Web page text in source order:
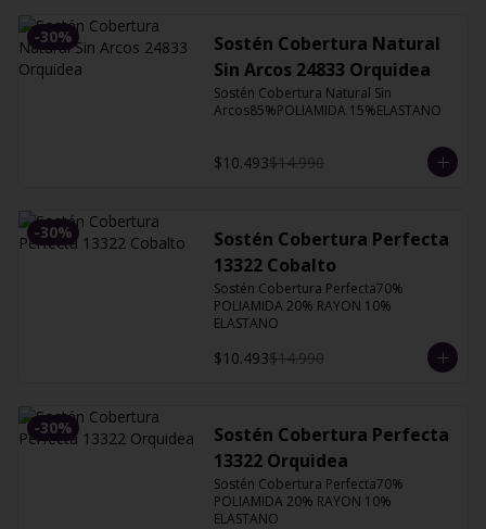
-30%
Sostén Cobertura Natural
Sin Arcos 24833 Orquidea
Sostén Cobertura Natural Sin
Arcos85%POLIAMIDA 15%ELASTANO
$10.493$14.990
-30%
Sostén Cobertura Perfecta
13322 Cobalto
Sostén Cobertura Perfecta70%
POLIAMIDA 20% RAYON 10%
ELASTANO
$10.493$14.990
-30%
Sostén Cobertura Perfecta
13322 Orquidea
Sostén Cobertura Perfecta70%
POLIAMIDA 20% RAYON 10%
ELASTANO